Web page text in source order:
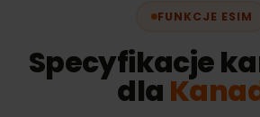
FUNKCJE ESIM
Specyfikacje
dla